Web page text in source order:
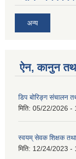
अन्य
ऐन, कानुन तथा
डिप बोरिङ्ग संचालन
मिति: 05/22/2026 -
स्वयम् सेवक शिक्षक तथा
मिति: 12/24/2023 -